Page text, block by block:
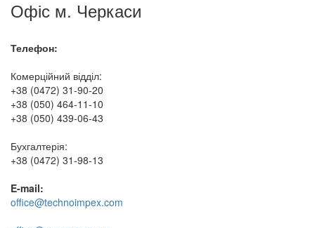
Офіс м. Черкаси
Телефон:
Комерційний відділ:
+38 (0472) 31-90-20
+38 (050) 464-11-10
+38 (050) 439-06-43
Бухгалтерія:
+38 (0472) 31-98-13
E-mail:
office@technoimpex.com